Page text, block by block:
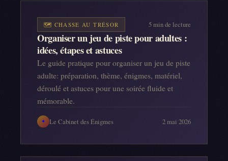
🗺️ CHASSE AU TRÉSOR 5min de lecture
Organiser un jeu de piste pour adultes :
idées, étapes et astuces
Le guide pratique pour organiser un jeu de piste
adulte: préparation, thème, énigmes, matériel,
déroulé et astuces pour une soirée fluide et
mémorable.
✦ Le Cabinet des Énigmes 2 mai 2026